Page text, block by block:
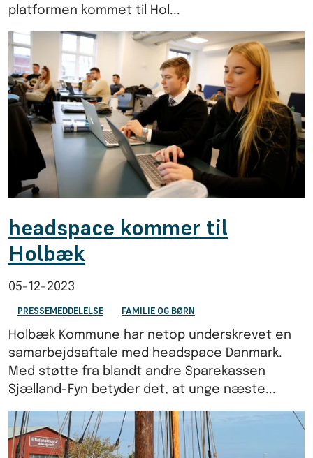
platformen kommet til Hol...
headspace kommer til
Holbæk
05-12-2023
PRESSEMEDDELELSE FAMILIE OG BØRN
Holbæk Kommune har netop underskrevet en
samarbejdsaftale med headspace Danmark.
Med støtte fra blandt andre Sparekassen
Sjælland-Fyn betyder det, at unge næste...